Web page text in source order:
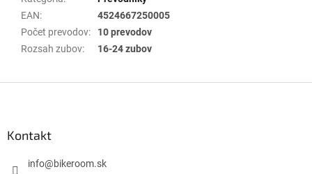
EAN:
4524667250005
Počet prevodov:
10 prevodov
Rozsah zubov: 16-24 zubov
Kontakt
info@bikeroom.sk